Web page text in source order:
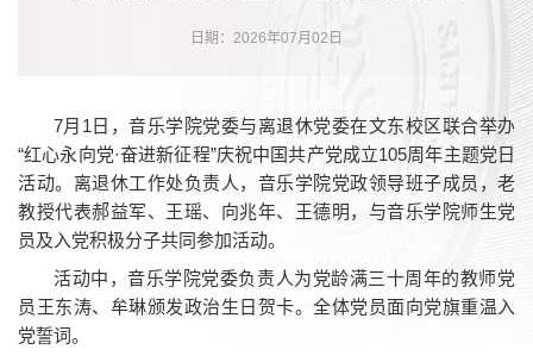
日期：2026年07月02日
7月1日，音乐学院党委与离退休党委在文东校区联合举办
“红心永向党·奋进新征程”庆祝中国共产党成立105周年主题党日
活动。离退休工作处负责人，音乐学院党政领导班子成员，老
教授代表郝益军、王瑶、向兆年、王德明，与音乐学院师生党
员及入党积极分子共同参加活动。
活动中，音乐学院党委负责人为党龄满三十周年的教师党
员王东涛、牟琳颁发政治生日贺卡。全体党员面向党旗重温入
党誓词。